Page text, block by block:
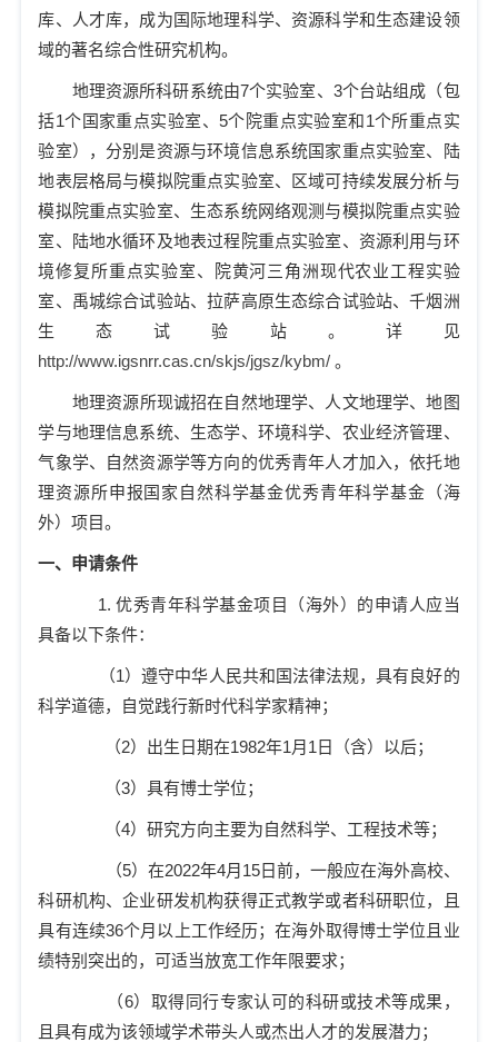
库、人才库，成为国际地理科学、资源科学和生态建设领
域的著名综合性研究机构。
地理资源所科研系统由7个实验室、 3个台站组成（包
括1个国家重点实验室、 5个院重点实验室和1个所重点实
验室），分别是资源与环境信息系统国家重点实验室、陆
地表层格局与模拟院重点实验室、区域可持续发展分析与
模拟院重点实验室、生态系统网络观测与模拟院重点实验
室、陆地水循环及地表过程院重点实验室、资源利用与环
境修复所重点实验室、院黄河三角洲现代农业工程实验
室、禹城综合试验站、拉萨高原生态综合试验站、千烟洲
生态试验站。详见
http://www.igsnrr.cas.cn/skjs/jgsz/kybm/ 。
地理资源所现诚招在自然地理学、人文地理学、地图
学与地理信息系统、生态学、环境科学、农业经济管理、
气象学、自然资源学等方向的优秀青年人才加入，依托地
理资源所申报国家自然科学基金优秀青年科学基金（海
外）项目。
一、申请条件
1.优秀青年科学基金项目（海外）的申请人应当
具备以下条件：
（1）遵守中华人民共和国法律法规，具有良好的
科学道德，自觉践行新时代科学家精神；
（2）出生日期在1982年1月 1 日（含）以后；
（3）具有博士学位；
（4）研究方向主要为自然科学、工程技术等；
（5）在2022年4月 15日前，一般应在海外高校、
科研机构、企业研发机构获得正式教学或者科研职位，且
具有连续36个月以上工作经历；在海外取得博士学位且业
绩特别突出的，可适当放宽工作年限要求；
（6）取得同行专家认可的科研或技术等成果，
且具有成为该领域学术带头人或杰出人才的发展潜力；